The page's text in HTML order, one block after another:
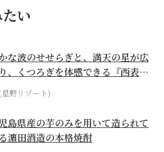
い
な波のせせらぎと、満天の星が広
、くつろぎを体感できる『西表島
テル by...
野リゾート)
島県産の芋のみを用いて造られて
濵田酒造の本格焼酎